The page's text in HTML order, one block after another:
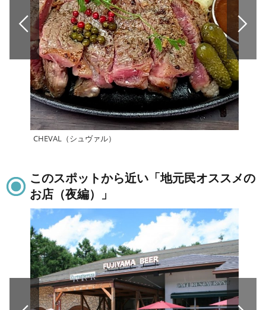
CHEVAL（シュヴァル）
このスポットから近い「地元民オススメの
お店（夜編）」